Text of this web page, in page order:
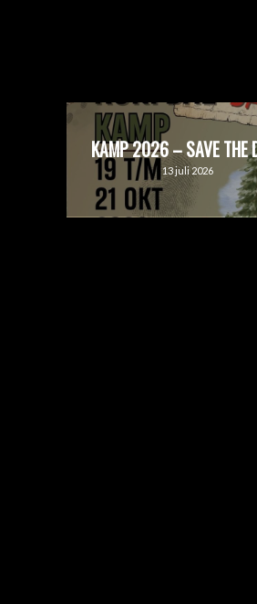
KAMP 2026 – SAVE THE
13 juli 2026